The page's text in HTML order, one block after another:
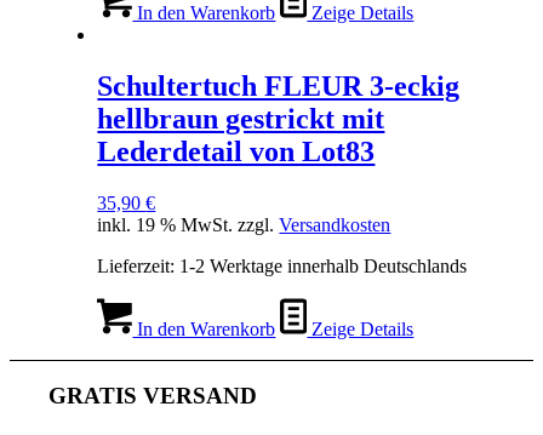
In den Warenkorb Zeige Details
Schultertuch FLEUR 3-eckig
hellbraun gestrickt mit
Lederdetail von Lot83
35,90€
inkl. 19 % MwSt. zzgl.Versandkosten
Lieferzeit: 1-2 Werktage innerhalb Deutschlands
In den Warenkorb Zeige Details
GRATIS VERSAND